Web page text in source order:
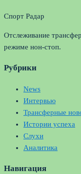
Спорт Радар
Отслеживание
режиме нон-стоп.
Рубрики
News
Интервью
Трансферные
Истории успеха
Слухи
Аналитика
Навигация